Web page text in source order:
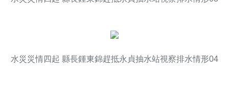
水災災情四起 縣長鍾東錦趕抵永貞抽水站視察排水情形04